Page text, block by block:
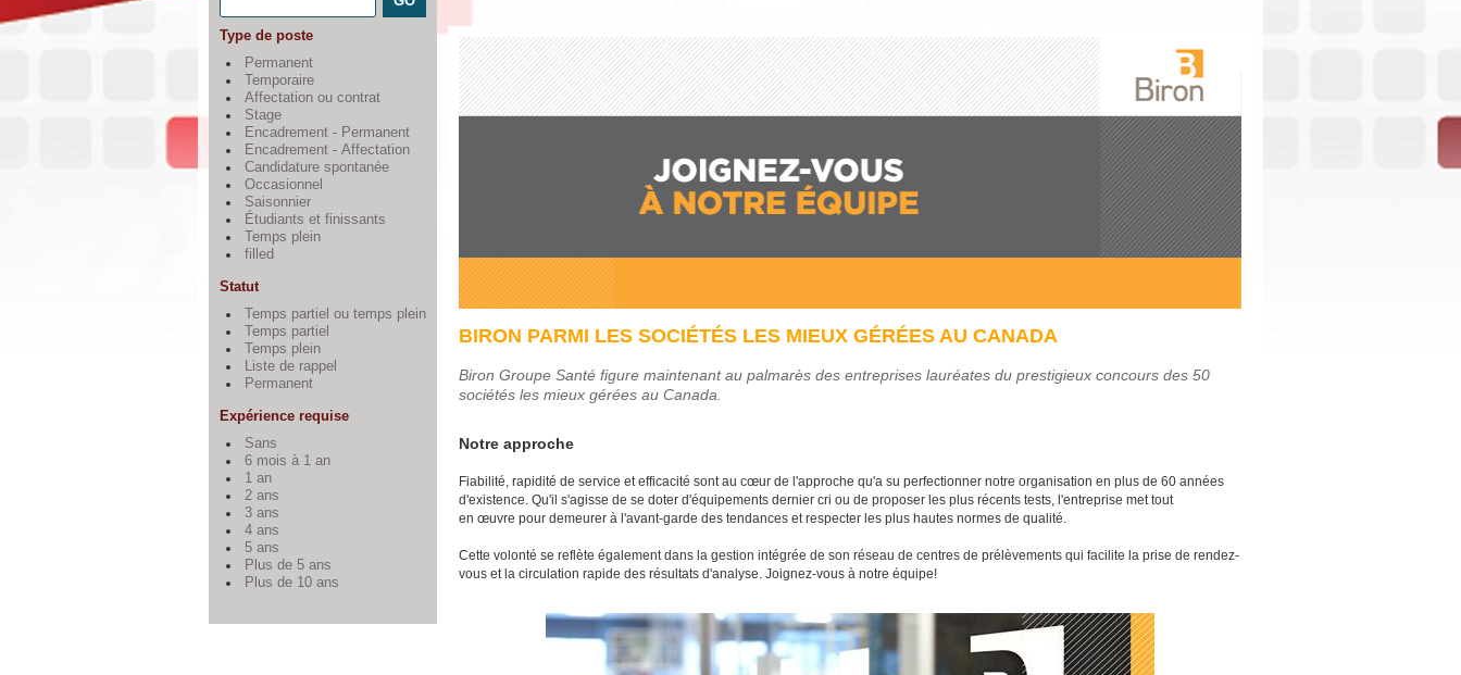
Type de poste
Permanent
Temporaire
Affectation ou contrat
Stage
Encadrement - Permanent
Encadrement - Affectation
Candidature spontanée
Occasionnel
Saisonnier
Étudiants et finissants
Temps plein
filled
Statut
Temps partiel ou temps plein
Temps partiel
Temps plein
Liste de rappel
Permanent
Expérience requise
Sans
6 mois à 1 an
1 an
2 ans
3 ans
4 ans
5 ans
Plus de 5 ans
Plus de 10 ans
BIRON PARMI LES SOCIÉTÉS LES MIEUX GÉRÉES AU CANADA
Biron Groupe Santé figure maintenant au palmarès des entreprises lauréates du prestigieux concours des 50
sociétés les mieux gérées au Canada.
Notre approche
Fiabilité, rapidité de service et efficacité sont au cœur de l'approche qu'a su perfectionner notre organisation en plus de 60 années
d'existence. Qu'il s'agisse de se doter d'équipements dernier cri ou de proposer les plus récents tests, l'entreprise met tout
en œuvre pour demeurer à l'avant-garde des tendances et respecter les plus hautes normes de qualité.
Cette volonté se reflète également dans la gestion intégrée de son réseau de centres de prélèvements qui facilite la prise de rendez-
vous et la circulation rapide des résultats d'analyse. Joignez-vous à notre équipe!